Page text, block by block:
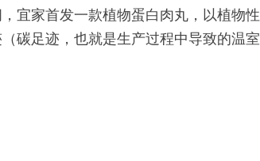
宜家首发一款植物蛋白肉丸，以植物性
碳足迹，也就是生产过程中导致的温室